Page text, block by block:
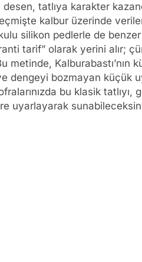
desen, tatlıya karakter
kalbur üzerinde
silikon pedlerle de
tarif” olarak yerini alır;
metinde, Kalburabastı’nın
dengeyi bozmayan küçük
bu klasik tatlıyı,
uyarlayarak